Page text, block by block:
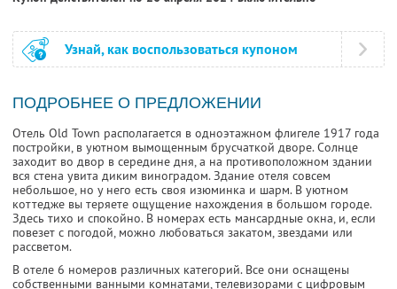
Узнай, как воспользоваться купоном
ПОДРОБНЕЕ О ПРЕДЛОЖЕНИИ
Отель Old Town располагается в одноэтажном флигеле 1917 года
постройки, в уютном вымощенным брусчаткой дворе. Солнце
заходит во двор в середине дня, а на противоположном здании
вся стена увита диким виноградом. Здание отеля совсем
небольшое, но у него есть своя изюминка и шарм. В уютном
коттедже вы теряете ощущение нахождения в большом городе.
Здесь тихо и спокойно. В номерах есть мансардные окна, и, если
повезет с погодой, можно любоваться закатом, звездами или
рассветом.
В отеле 6 номеров различных категорий. Все они оснащены
собственными ванными комнатами, телевизорами с цифровым